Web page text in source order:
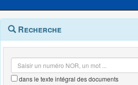
Navigation
outils
Menu
contextuel
Recherche
dans le texte intégral des documents